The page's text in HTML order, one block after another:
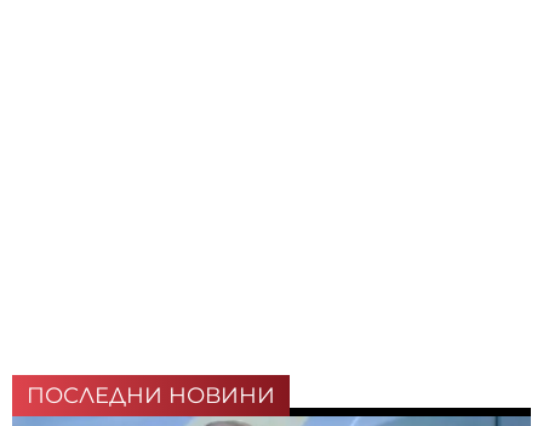
ПОСЛЕДНИ НОВИНИ